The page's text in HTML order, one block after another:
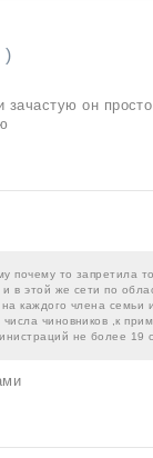
)
он
почему то запретила
в этой же сети по
каждого члена семьи
чиновников ,к
не более 19